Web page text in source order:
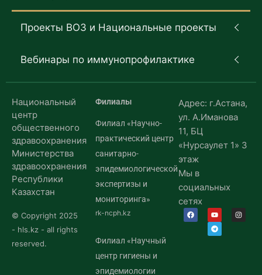
Проекты ВОЗ и Национальные проекты
Вебинары по иммунопрофилактике
Национальный
центр
общественного
здравоохранения
Министерства
здравоохранения
Республики
Казахстан
© Copyright 2025
- hls.kz - all rights
reserved.
Филиалы
Филиал «Научно-
практический центр
санитарно-
эпидемиологической
экспертизы и
мониторинга»
rk-ncph.kz
Филиал «Научный
центр гигиены и
эпидемиологии
Адрес: г.Астана,
ул. А.Иманова
11, БЦ
«Нурсаулет 1» 3
этаж
Мы в
социальных
сетях